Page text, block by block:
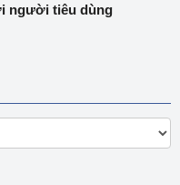
người tiêu dùng